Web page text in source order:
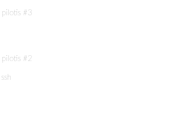
pilotis #3
pilotis #2